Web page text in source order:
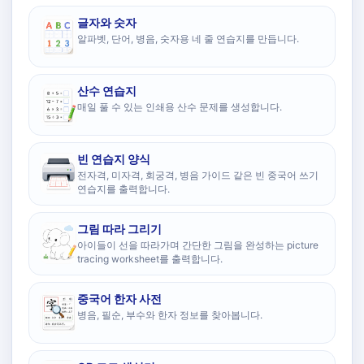
글자와 숫자
알파벳, 단어, 병음, 숫자용 네 줄 연습지를 만듭니다.
산수 연습지
매일 풀 수 있는 인쇄용 산수 문제를 생성합니다.
빈 연습지 양식
전자격, 미자격, 회궁격, 병음 가이드 같은 빈 중국어 쓰기
연습지를 출력합니다.
그림 따라 그리기
아이들이 선을 따라가며 간단한 그림을 완성하는 picture
tracing worksheet를 출력합니다.
중국어 한자 사전
병음, 필순, 부수와 한자 정보를 찾아봅니다.